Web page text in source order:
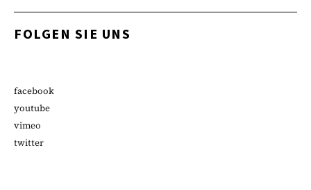
FOLGEN SIE UNS
facebook
youtube
vimeo
twitter